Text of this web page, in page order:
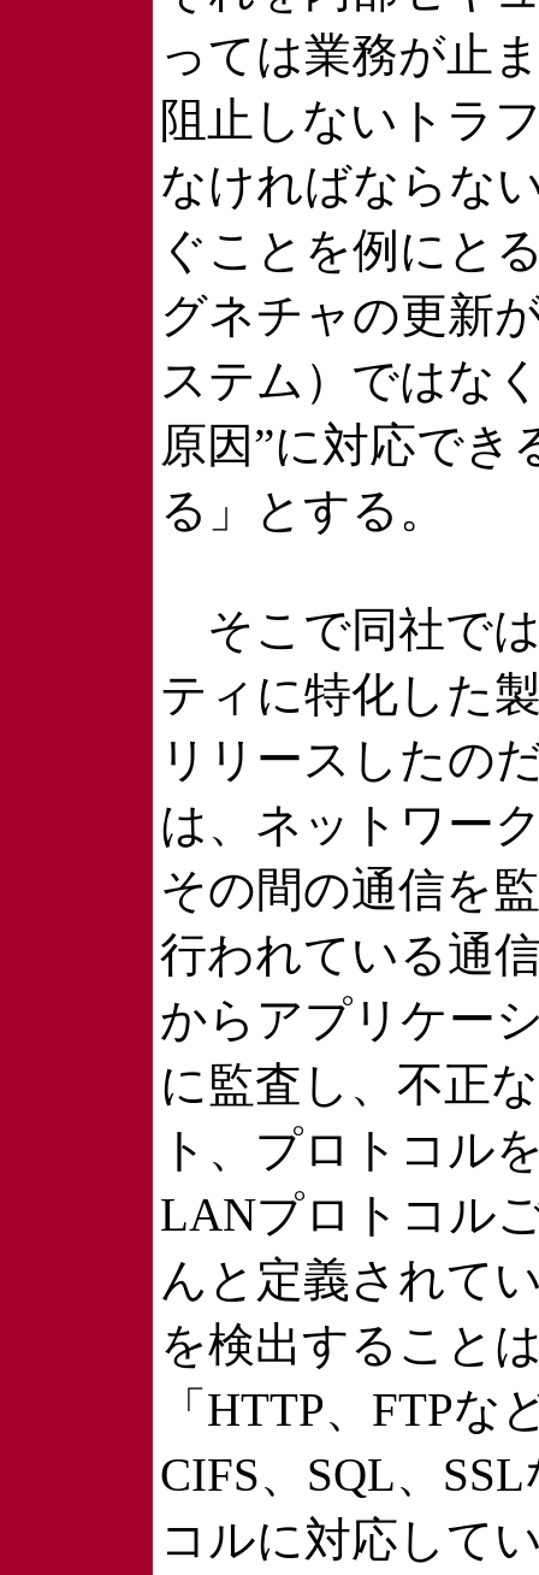
っては業務が止
阻止しないトラ
なければならな
ぐことを例にと
グネチャの更新
ステム）ではな
原因”に対応でき
る」とする。
そこで同社で
ティに特化した
リリースしたの
は、ネットワー
その間の通信を
行われている通
からアプリケー
に監査し、不正
ト、プロトコル
LANプロトコル
んと定義されて
を検出すること
「HTTP、FTP
CIFS、SQL、
コルに対応して